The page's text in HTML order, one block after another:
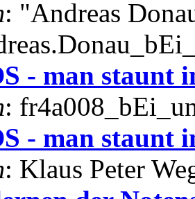
: "Andreas
- man staunt
:
- man staunt
: Klaus Peter